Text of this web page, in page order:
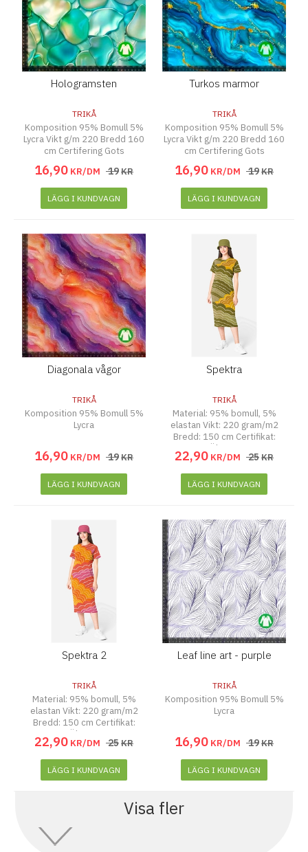
Hologramsten
TRIKÅ
Komposition 95% Bomull 5%
Lycra Vikt g/m 220 Bredd 160
cm Certifering Gots
16,90 KR/DM 19KR
LÄGG I KUNDVAGN
Turkos marmor
TRIKÅ
Komposition 95% Bomull 5%
Lycra Vikt g/m 220 Bredd 160
cm Certifering Gots
16,90 KR/DM 19KR
LÄGG I KUNDVAGN
Diagonala vågor
TRIKÅ
Komposition 95% Bomull 5%
Lycra
16,90 KR/DM 19KR
LÄGG I KUNDVAGN
Spektra
TRIKÅ
Material: 95% bomull, 5%
elastan Vikt: 220 gram/m2
Bredd: 150 cm Certifikat:
Ökotex
22,90 KR/DM 25KR
LÄGG I KUNDVAGN
Spektra 2
TRIKÅ
Material: 95% bomull, 5%
elastan Vikt: 220 gram/m2
Bredd: 150 cm Certifikat:
Ökotex
22,90 KR/DM 25KR
LÄGG I KUNDVAGN
Leaf line art - purple
TRIKÅ
Komposition 95% Bomull 5%
Lycra
16,90 KR/DM 19KR
LÄGG I KUNDVAGN
Visa fler